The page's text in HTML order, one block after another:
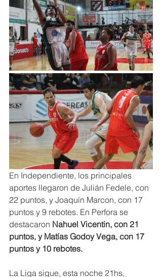
En Independiente, los principales
aportes llegaron de Julián Fedele, con
22 puntos, y Joaquín Marcon, con 17
puntos y 9 rebotes. En Perfora se
destacaron Nahuel Vicentin, con 21
puntos, y Matías Godoy Vega, con 17
puntos y 10 rebotes.
La Liga sigue, esta noche 21hs,